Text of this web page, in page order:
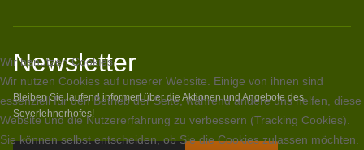
Newsletter
Bleiben Sie laufend informert über die Aktionen und Angebote des
Seyerlehnerhofes!
Wir benutzen Cookies
Wir nutzen Cookies auf unserer Website. Einige von ihnen sind
essenziell für den Betrieb der Seite, während andere uns helfen, diese
Website und die Nutzererfahrung zu verbessern (Tracking Cookies).
Sie können selbst entscheiden, ob Sie die Cookies zulassen möchten.